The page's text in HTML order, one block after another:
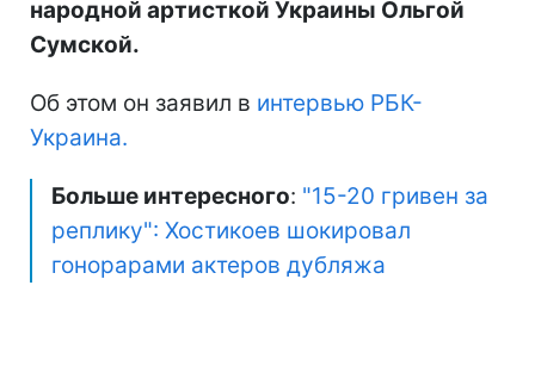
народной артисткой Украины Ольгой
Сумской.
Об этом он заявил в интервью РБК-
Украина.
Больше интересного: "15-20 гривен за
реплику": Хостикоев шокировал
гонорарами актеров дубляжа